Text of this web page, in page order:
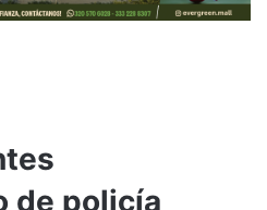
de policía